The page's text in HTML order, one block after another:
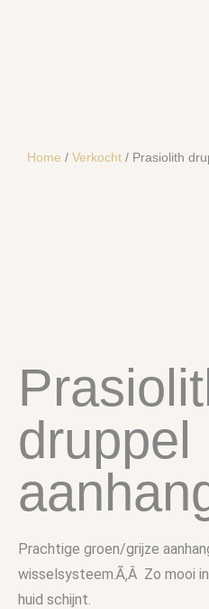
Home / Verkocht / Prasiolith
druppel
Prachtige groen/grijze
wisselsysteem.Ã‚Â Zo mooi
huid schijnt.